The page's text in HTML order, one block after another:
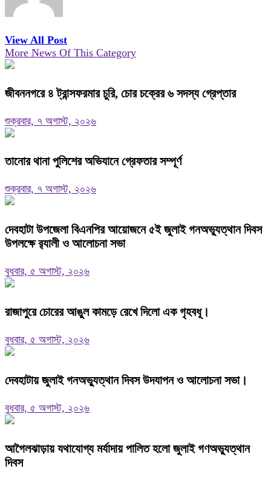
View All Post
More News Of This Category
জীবননগরে ৪ ট্রান্সফরমার চুরি, চোর চক্রের ৬ সদস্য গ্রেপ্তার
শুক্রবার, ৭ অগাস্ট, ২০২৬
তানোর থানা পুলিশের অভিযানে গ্রেফতার সম্পূর্ণ
শুক্রবার, ৭ অগাস্ট, ২০২৬
দেবহাটা উপজেলা বিএনপির আয়োজনে ৫ই জুলাই গনঅভ্যুত্থান দিবস
উপলক্ষে র‍্যালী ও আলোচনা সভা
বুধবার, ৫ অগাস্ট, ২০২৬
রাজাপুরে চোরের আঙুল কামড়ে রেখে দিলো এক গৃহবধূ।
বুধবার, ৫ অগাস্ট, ২০২৬
দেবহাটায় জুলাই গনঅভ্যুত্থান দিবস উদযাপন ও আলোচনা সভা।
বুধবার, ৫ অগাস্ট, ২০২৬
আগৈলঝাড়ায় যথাযোগ্য মর্যাদায় পালিত হলো জুলাই গণঅভ্যুত্থান
দিবস